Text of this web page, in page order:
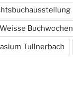
Weisse Buchwochen
Tullnerbach